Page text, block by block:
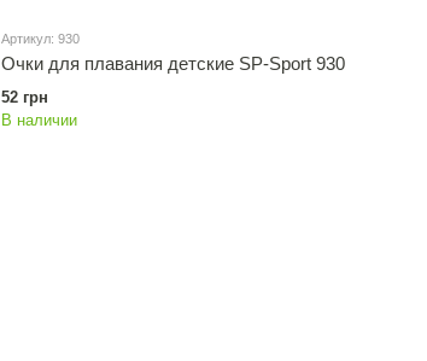
Артикул: 930
Очки для плавания детские SP-Sport 930
52 грн
В наличии